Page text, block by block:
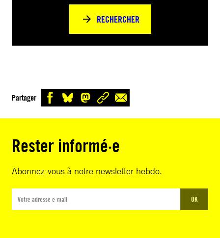
RECHERCHER
Partager
Rester informé·e
Abonnez-vous à notre newsletter hebdo.
OK